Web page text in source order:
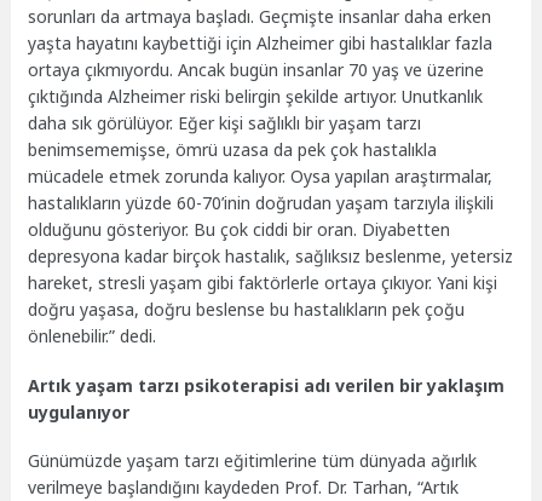
sorunları da artmaya başladı. Geçmişte insanlar daha erken
yaşta hayatını kaybettiği için Alzheimer gibi hastalıklar fazla
ortaya çıkmıyordu. Ancak bugün insanlar 70 yaş ve üzerine
çıktığında Alzheimer riski belirgin şekilde artıyor. Unutkanlık
daha sık görülüyor. Eğer kişi sağlıklı bir yaşam tarzı
benimsememişse, ömrü uzasa da pek çok hastalıkla
mücadele etmek zorunda kalıyor. Oysa yapılan araştırmalar,
hastalıkların yüzde 60-70’inin doğrudan yaşam tarzıyla ilişkili
olduğunu gösteriyor. Bu çok ciddi bir oran. Diyabetten
depresyona kadar birçok hastalık, sağlıksız beslenme, yetersiz
hareket, stresli yaşam gibi faktörlerle ortaya çıkıyor. Yani kişi
doğru yaşasa, doğru beslense bu hastalıkların pek çoğu
önlenebilir.” dedi.
Artık yaşam tarzı psikoterapisi adı verilen bir yaklaşım
uygulanıyor
Günümüzde yaşam tarzı eğitimlerine tüm dünyada ağırlık
verilmeye başlandığını kaydeden Prof. Dr. Tarhan, “Artık